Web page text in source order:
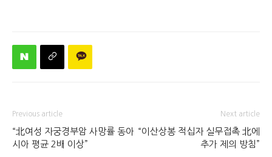
Previous article
“北여성 자궁경부암 사망률 동아
시아 평균 2배 이상”
Next article
“이산상봉 적십자 실무접촉 北에
추가 제의 방침”